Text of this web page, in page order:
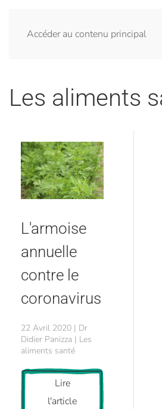
Accéder au contenu principal
Les aliments
L'armoise
annuelle
contre le
coronavirus
22 Avril 2020 | Dr
Didier Panizza | Les
aliments santé
Lire
l'article